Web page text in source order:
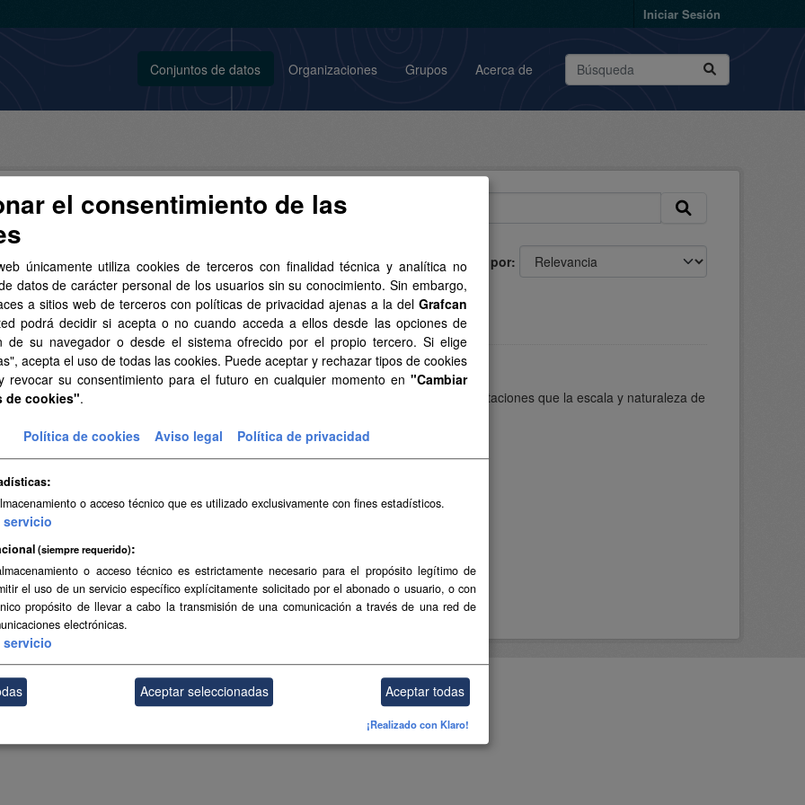
Iniciar Sesión
Conjuntos de datos Organizaciones Grupos Acerca de
Ordenar por
de datos encontrado
Urbanismo e infraestructuras Formatos: SpatiaLite
Geotécnico de Canarias
Geotécnico de Canarias consiste en la zonificación del territorio insular, con las limitaciones que la escala y naturaleza de
SpatiaLite
puede acceder a este registro utilizando losAPI(verAPI Docs).
el consentimiento de las
únicamente utiliza cookies de terceros con finalidad técnica y analítica no
datos de carácter personal de los usuarios sin su conocimiento. Sin embargo,
a sitios web de terceros con políticas de privacidad ajenas a la del Grafcan
podrá decidir si acepta o no cuando acceda a ellos desde las opciones de
de su navegador o desde el sistema ofrecido por el propio tercero. Si elige
acepta el uso de todas las cookies. Puede aceptar y rechazar tipos de cookies
revocar su consentimiento para el futuro en cualquier momento en "Cambiar
de cookies".
Política de cookies Aviso legal Política de privacidad
o acceso técnico que es utilizado exclusivamente con fines estadísticos.
servicio
(siempre requerido)
o acceso técnico es estrictamente necesario para el propósito legítimo de
el uso de un servicio específico explícitamente solicitado por el abonado o usuario, o con
propósito de llevar a cabo la transmisión de una comunicación a través de una red de
electrónicas.
servicio
Aceptar seleccionadas Aceptar todas
¡Realizado con Klaro!